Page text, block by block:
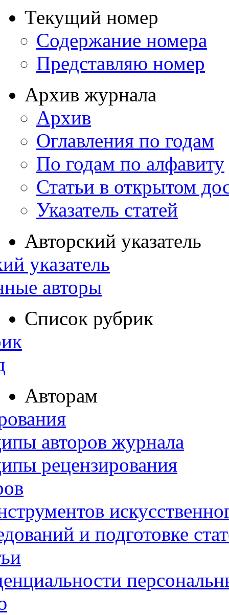
Текущий номер
Содержание номера
Представляю номер
Архив журнала
Архив
Оглавления по годам
По годам по алфавиту
Статьи в открытом
Указатель статей
Авторский указатель
указатель
авторы
Список рубрик
Авторам
авторов журнала
рецензирования
и подготовке